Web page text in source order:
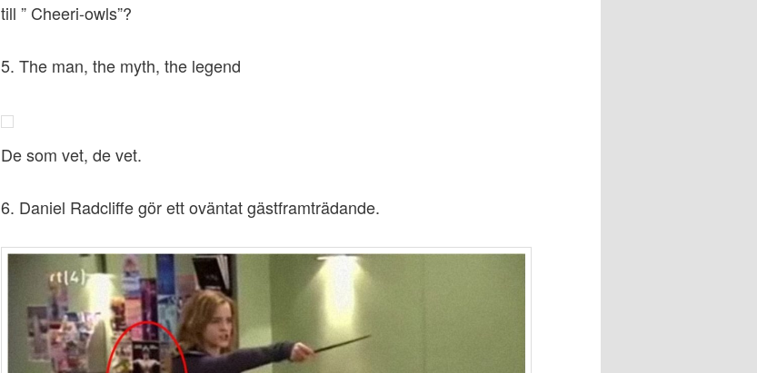
till ” Cheeri-owls”?
5. The man, the myth, the legend
De som vet, de vet.
6. Daniel Radcliffe gör ett oväntat gästframträdande.